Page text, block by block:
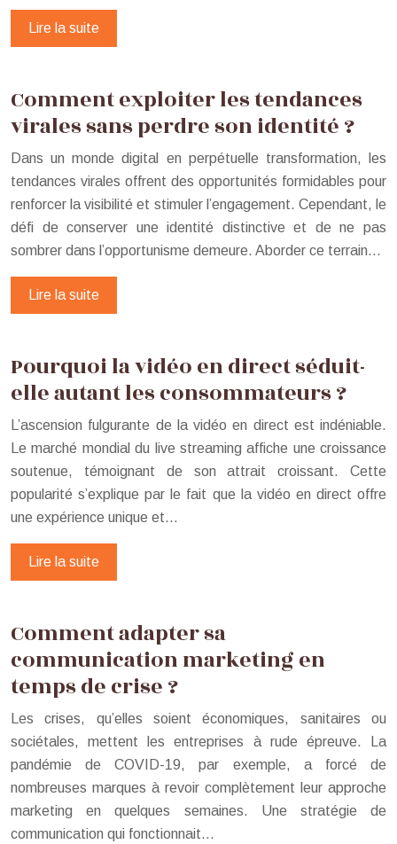
Lire la suite
Comment exploiter les tendances
virales sans perdre son identité ?
Dans un monde digital en perpétuelle transformation, les
tendances virales offrent des opportunités formidables pour
renforcer la visibilité et stimuler l’engagement. Cependant, le
défi de conserver une identité distinctive et de ne pas
sombrer dans l’opportunisme demeure. Aborder ce terrain…
Lire la suite
Pourquoi la vidéo en direct séduit-
elle autant les consommateurs ?
L’ascension fulgurante de la vidéo en direct est indéniable.
Le marché mondial du live streaming affiche une croissance
soutenue, témoignant de son attrait croissant. Cette
popularité s’explique par le fait que la vidéo en direct offre
une expérience unique et…
Lire la suite
Comment adapter sa
communication marketing en
temps de crise ?
Les crises, qu’elles soient économiques, sanitaires ou
sociétales, mettent les entreprises à rude épreuve. La
pandémie de COVID-19, par exemple, a forcé de
nombreuses marques à revoir complètement leur approche
marketing en quelques semaines. Une stratégie de
communication qui fonctionnait…